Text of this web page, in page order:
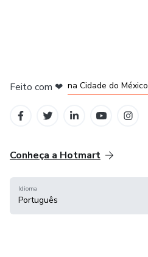
Feito com ❤ na Cidade do México
Conheça a Hotmart
Idioma
Português